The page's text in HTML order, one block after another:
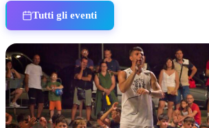
Tutti gli eventi